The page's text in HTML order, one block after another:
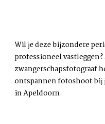
Wil je deze bijzondere
professioneel
zwangerschapsfotograaf
ontspannen fotoshoot
in Apeldoorn.